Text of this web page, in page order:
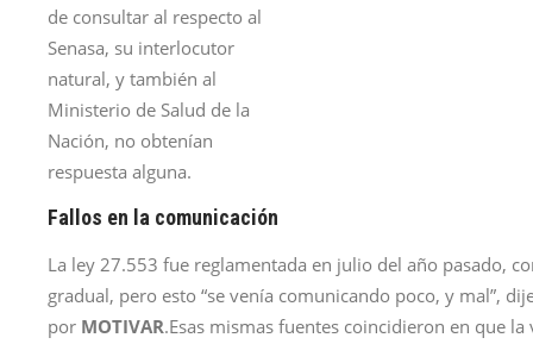
de consultar al respecto al
Senasa, su interlocutor
natural, y también al
Ministerio de Salud de la
Nación, no obtenían
respuesta alguna.
Fallos en la comunicación
La ley 27.553 fue reglamentada en julio del año pasado,
gradual, pero esto “se venía comunicando poco, y mal”,
por MOTIVAR.Esas mismas fuentes coincidieron en que